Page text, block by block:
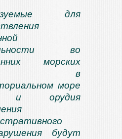
для
во
морских
в
море
и орудия
будут